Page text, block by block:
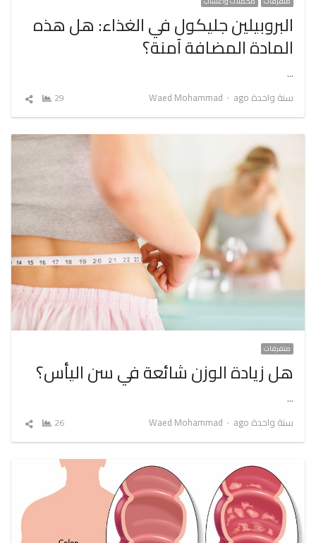
البروبيلين جليكول في الغذاء: هل هذه
المادة المضافة آمنة؟
…
سنة واحدة ago
Author
Waed Mohammad
29
شارك
متفرقات
هل زيادة الوزن شائعة في سن اليأس؟
…
سنة واحدة ago
Author
Waed Mohammad
26
شارك